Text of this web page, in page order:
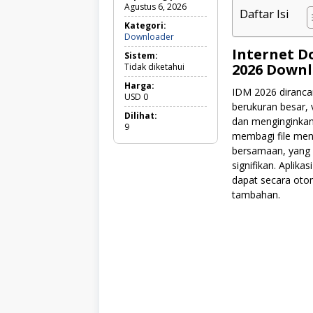
Agustus 6, 2026
Kategori:
DownloaderDownloader
Sistem:
Tidak diketahui
Harga:
USD 0
Dilihat:
9
Daftar Isi
Internet
2026
IDM 2026
berukuran besar,
dan
membagi file
bersamaan,
signifikan.
dapat secara
tambahan.